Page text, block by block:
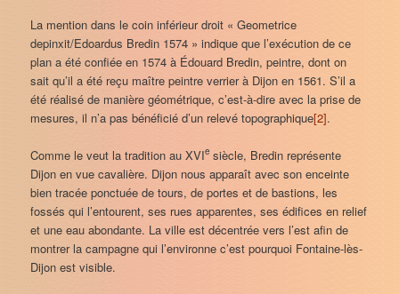
La mention dans le coin inférieur droit « Geometrice
depinxit/Edoardus Bredin 1574 » indique que l’exécution de ce
plan a été confiée en 1574 à Édouard Bredin, peintre, dont on
sait qu’il a été reçu maître peintre verrier à Dijon en 1561. S’il a
été réalisé de manière géométrique, c’est-à-dire avec la prise de
mesures, il n’a pas bénéficié d’un relevé topographique[2].
Comme le veut la tradition au XVIe siècle, Bredin représente
Dijon en vue cavalière. Dijon nous apparaît avec son enceinte
bien tracée ponctuée de tours, de portes et de bastions, les
fossés qui l’entourent, ses rues apparentes, ses édifices en relief
et une eau abondante. La ville est décentrée vers l’est afin de
montrer la campagne qui l’environne c’est pourquoi Fontaine-lès-
Dijon est visible.